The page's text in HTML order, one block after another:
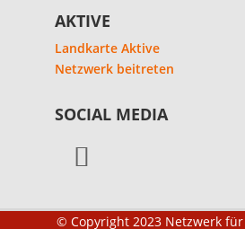
AKTIVE
Landkarte Aktive
Netzwerk beitreten
SOCIAL MEDIA
© Copyright 2023 Netzwerk